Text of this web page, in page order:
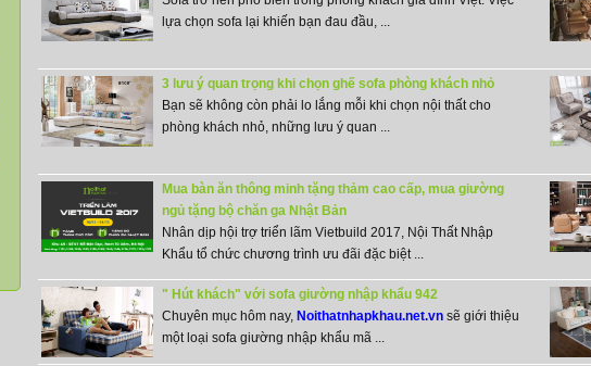
lựa chọn sofa lại khiến bạn đau đầu, ...
3 lưu ý quan trọng khi chọn ghế sofa phòng khách nhỏ
Bạn sẽ không còn phải lo lắng mỗi khi chọn nội thất cho
phòng khách nhỏ, những lưu ý quan ...
Mua bàn ăn thông minh tặng thảm cao cấp, mua giường
ngủ tặng bộ chăn ga Nhật Bản
Nhân dịp hội trợ triển lãm Vietbuild 2017, Nội Thất Nhập
Khẩu tổ chức chương trình ưu đãi đặc biệt ...
" Hút khách" với sofa giường nhập khẩu 942
Chuyên mục hôm nay, Noithatnhapkhau.net.vn sẽ giới thiệu
một loại sofa giường nhập khẩu mã ...